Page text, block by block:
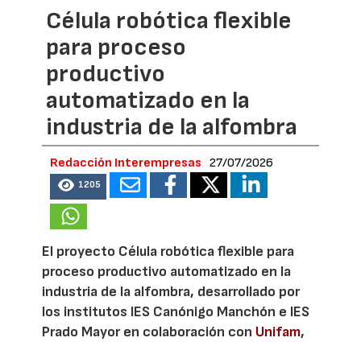
Célula robótica flexible
para proceso
productivo
automatizado en la
industria de la alfombra
Redacción Interempresas 27/07/2026
1205
El proyecto Célula robótica flexible para
proceso productivo automatizado en la
industria de la alfombra, desarrollado por
los institutos IES Canónigo Manchón e IES
Prado Mayor en colaboración con Unifam,